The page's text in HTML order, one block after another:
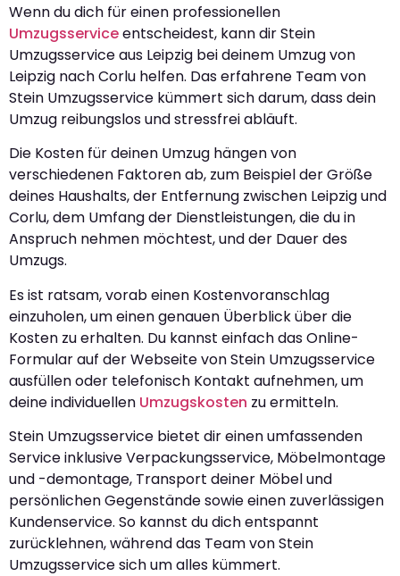
Wenn du dich für einen professionellen
Umzugsserviceentscheidest, kann dir Stein
Umzugsservice aus Leipzig bei deinem Umzug von
Leipzig nach Corlu helfen. Das erfahrene Team von
Stein Umzugsservice kümmert sich darum, dass dein
Umzug reibungslos und stressfrei abläuft.
Die Kosten für deinen Umzug hängen von
verschiedenen Faktoren ab, zum Beispiel der Größe
deines Haushalts, der Entfernung zwischen Leipzig und
Corlu, dem Umfang der Dienstleistungen, die du in
Anspruch nehmen möchtest, und der Dauer des
Umzugs.
Es ist ratsam, vorab einen Kostenvoranschlag
einzuholen, um einen genauen Überblick über die
Kosten zu erhalten. Du kannst einfach das Online-
Formular auf der Webseite von Stein Umzugsservice
ausfüllen oder telefonisch Kontakt aufnehmen, um
deine individuellen Umzugskosten zu ermitteln.
Stein Umzugsservice bietet dir einen umfassenden
Service inklusive Verpackungsservice, Möbelmontage
und -demontage, Transport deiner Möbel und
persönlichen Gegenstände sowie einen zuverlässigen
Kundenservice. So kannst du dich entspannt
zurücklehnen, während das Team von Stein
Umzugsservice sich um alles kümmert.